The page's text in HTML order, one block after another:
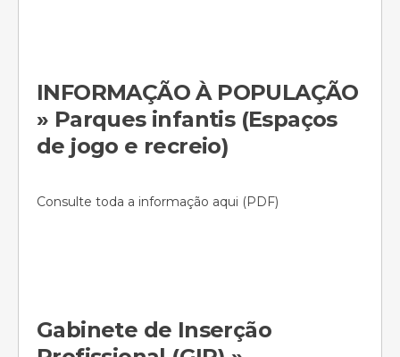
INFORMAÇÃO À POPULAÇÃO
» Parques infantis (Espaços
de jogo e recreio)
Consulte toda a informação aqui (PDF)
Gabinete de Inserção